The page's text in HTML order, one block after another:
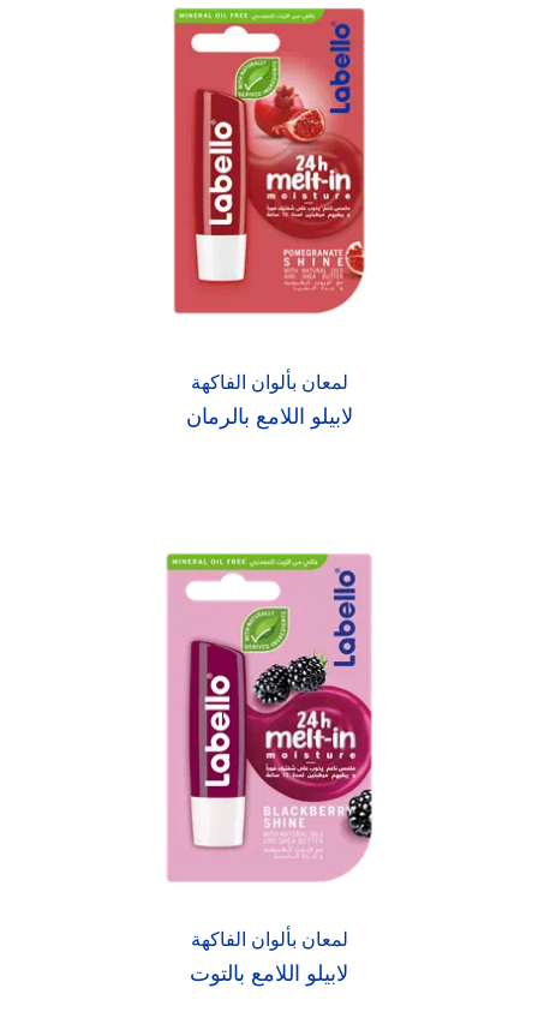
لمعان بألوان الفاكهة
لابيلو اللامع بالرمان
لمعان بألوان الفاكهة
لابيلو اللامع بالتوت